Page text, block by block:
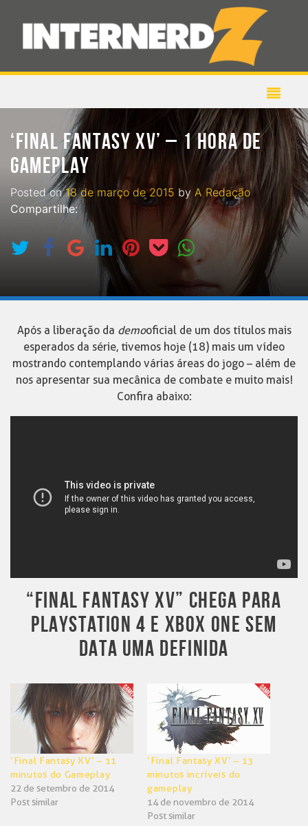
‘FINAL FANTASY XV’ – 1 HORA DE
GAMEPLAY
Posted on18 de março de 2015 by A Redação
Compartilhe:
Após a liberação da demooficial de um dos títulos mais
esperados da série, tivemos hoje (18) mais um vídeo
mostrando contemplando várias áreas do jogo – além de
nos apresentar sua mecânica de combate e muito mais!
Confira abaixo:
“FINAL FANTASY XV” CHEGA PARA
PLAYSTATION 4 E XBOX ONE SEM
DATA UMA DEFINIDA
‘Final Fantasy XV’ – 11
minutos do Gameplay
22 de setembro de 2014
Post similar
‘Final Fantasy XV’ – 13
minutos incríveis do
gameplay
14 de novembro de 2014
Post similar